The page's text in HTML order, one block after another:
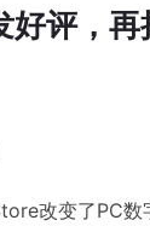
评，再
改变了PC数